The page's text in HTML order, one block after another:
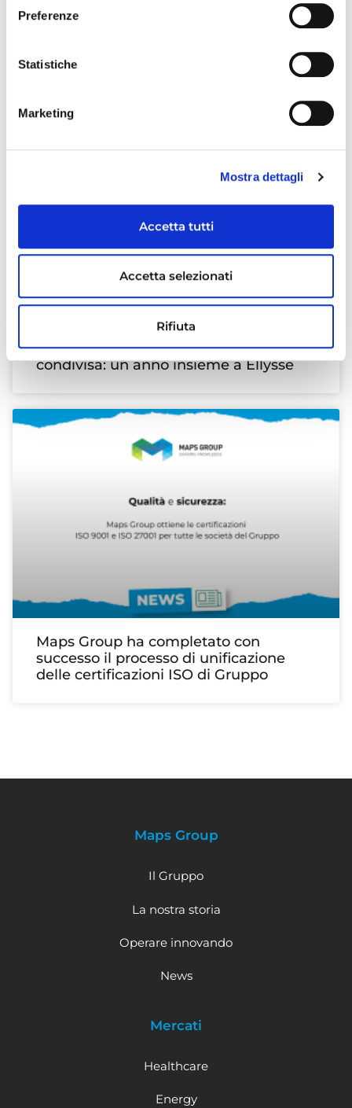
Preferenze
Statistiche
Marketing
Mostra dettagli
Accetta tutti
Accetta selezionati
Rifiuta
Maps S.p.A. entra a far parte dell’Indice
Intermonte Valore Italia
Persone, esperienza e crescita
condivisa: un anno insieme a Ellysse
Maps Group ha completato con
successo il processo di unificazione
delle certificazioni ISO di Gruppo
Maps Group
Il Gruppo
La nostra storia
Operare innovando
News
Mercati
Healthcare
Energy